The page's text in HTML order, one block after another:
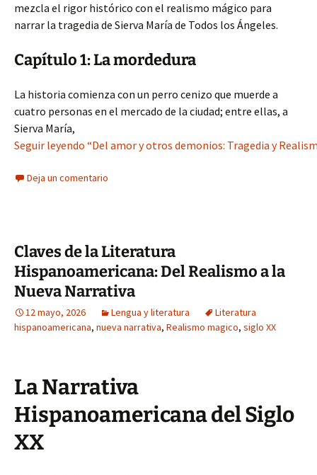
mezcla el rigor histórico con el realismo mágico para
narrar la tragedia de Sierva María de Todos los Ángeles.
Capítulo 1: La mordedura
La historia comienza con un perro cenizo que muerde a
cuatro personas en el mercado de la ciudad; entre ellas, a
Sierva María,
Seguir leyendo “Del amor y otros demonios: Tragedia y
Deja un comentario
Claves de la Literatura
Hispanoamericana: Del Realismo a la
Nueva Narrativa
12 mayo, 2026 Lengua y literatura
Literatura
hispanoamericana, nueva narrativa, Realismo magico, siglo XX
La Narrativa
Hispanoamericana del Siglo
XX